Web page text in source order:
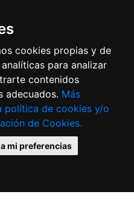
cookies propias y de
para analizar
contenidos
adecuados. Más
política de cookies y/o
de Cookies.
mi preferencias